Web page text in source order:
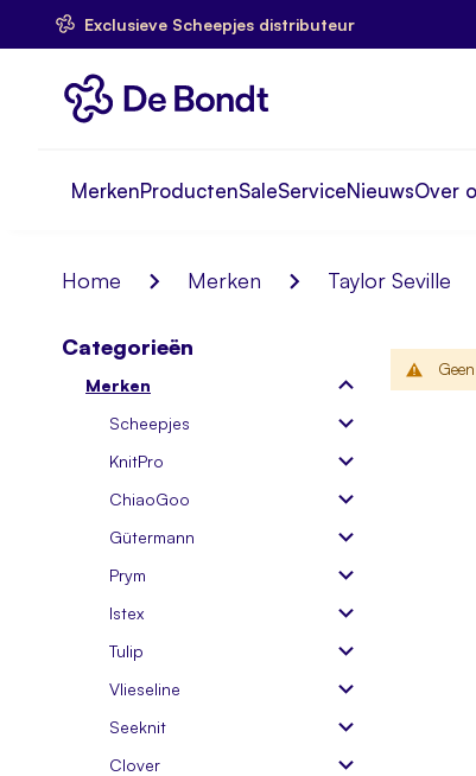
Exclusieve Scheepjes distributeur
Ga
naar
inhoud
MerkenProductenSaleServiceNieuwsOver
Home Merken Taylor Seville
Categorieën
Merken
Scheepjes
KnitPro
ChiaoGoo
Gütermann
Prym
Istex
Tulip
Vlieseline
Seeknit
Clover